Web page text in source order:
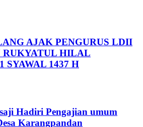
AJAK PENGURUS LDII
RUKYATUL HILAL
SYAWAL 1437 H
Hadiri Pengajian umum
Karangpandan